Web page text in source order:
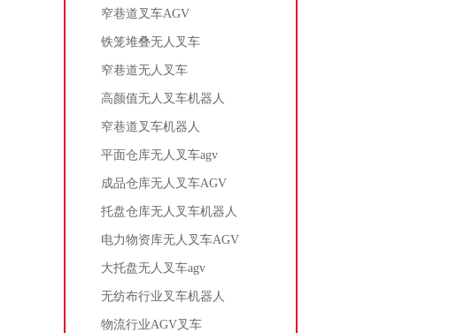
窄巷道叉车AGV
铁笼堆叠无人叉车
窄巷道无人叉车
高颜值无人叉车机器人
窄巷道叉车机器人
平面仓库无人叉车agv
成品仓库无人叉车AGV
托盘仓库无人叉车机器人
电力物资库无人叉车AGV
大托盘无人叉车agv
无纺布行业叉车机器人
物流行业AGV叉车